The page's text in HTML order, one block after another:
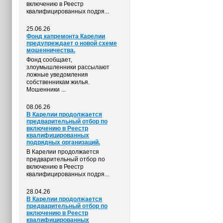
включению в Реестр
квалифицированных подря...
25.06.26
Фонд капремонта Карелии
предупреждает о новой схеме
мошенничества.
Фонд сообщает,
злоумышленники рассылают
ложные уведомления
собственникам жилья.
Мошенники ...
08.06.26
В Карелии продолжается
предварительный отбор по
включению в Реестр
квалифицированных
подрядных организаций.
В Карелии продолжается
предварительный отбор по
включению в Реестр
квалифицированных подря...
28.04.26
В Карелии продолжается
предварительный отбор по
включению в Реестр
квалифицированных